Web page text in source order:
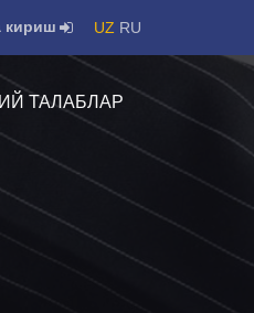
кириш UZ RU
ТАЛАБЛАР